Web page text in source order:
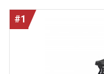
#1